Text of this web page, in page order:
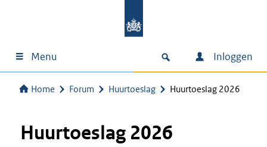
Menu Inloggen
Home Forum Huurtoeslag Huurtoeslag 2026
Huurtoeslag 2026